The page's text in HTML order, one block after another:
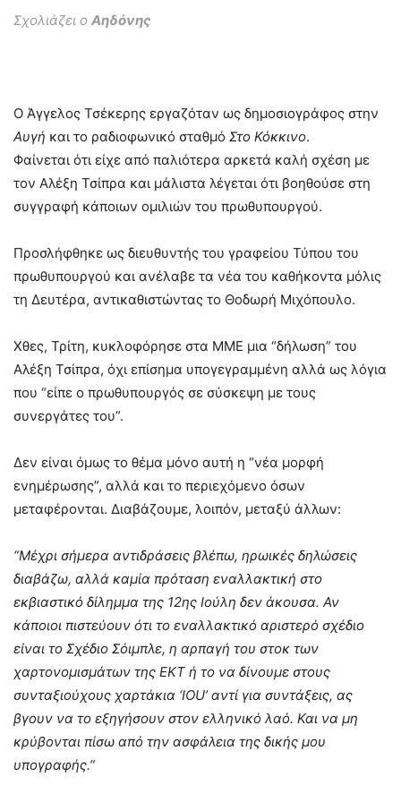
Σχολιάζει ο Αηδόνης
Ο Άγγελος Τσέκερης εργαζόταν ως δημοσιογράφος στην
Αυγή και το ραδιοφωνικό σταθμό Στο Κόκκινο.
Φαίνεται ότι είχε από παλιότερα αρκετά καλή σχέση με
τον Αλέξη Τσίπρα και μάλιστα λέγεται ότι βοηθούσε στη
συγγραφή κάποιων ομιλιών του πρωθυπουργού.
Προσλήφθηκε ως διευθυντής του γραφείου Τύπου του
πρωθυπουργού και ανέλαβε τα νέα του καθήκοντα μόλις
τη Δευτέρα, αντικαθιστώντας το Θοδωρή Μιχόπουλο.
Χθες, Τρίτη, κυκλοφόρησε στα ΜΜΕ μια “δήλωση” του
Αλέξη Τσίπρα, όχι επίσημα υπογεγραμμένη αλλά ως λόγια
που “είπε ο πρωθυπουργός σε σύσκεψη με τους
συνεργάτες του”.
Δεν είναι όμως το θέμα μόνο αυτή η “νέα μορφή
ενημέρωσης”, αλλά και το περιεχόμενο όσων
μεταφέρονται. Διαβάζουμε, λοιπόν, μεταξύ άλλων:
“Μέχρι σήμερα αντιδράσεις βλέπω, ηρωικές δηλώσεις
διαβάζω, αλλά καμία πρόταση εναλλακτική στο
εκβιαστικό δίλημμα της 12ης Ιούλη δεν άκουσα. Αν
κάποιοι πιστεύουν ότι το εναλλακτικό αριστερό σχέδιο
είναι το Σχέδιο Σόιμπλε, η αρπαγή του στοκ των
χαρτονομισμάτων της ΕΚΤ ή το να δίνουμε στους
συνταξιούχους χαρτάκια ‘IOU’ αντί για συντάξεις, ας
βγουν να το εξηγήσουν στον ελληνικό λαό. Και να μη
κρύβονται πίσω από την ασφάλεια της δικής μου
υπογραφής.”